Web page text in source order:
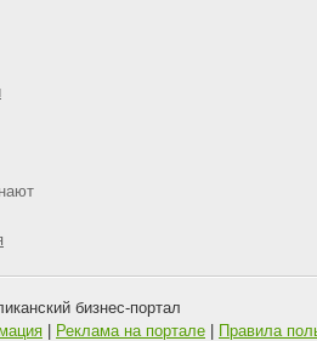
бизнес-портал
Реклама на портале Правила